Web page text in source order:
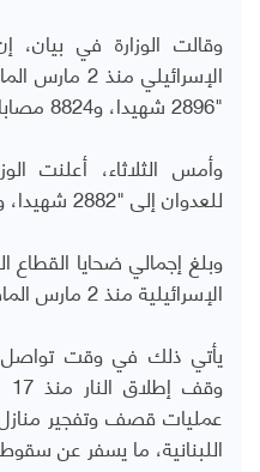
وقالت الوزارة في بيان،
الإسرائيلي
"2896 شهيدا، و8824 مصابا".
وأمس الثلاثاء، أعلنت
للعدوان إلى "2882 شهيدا، و8768 مصابا".
وبلغ إجمالي ضحايا القطاع
الإسرائيلية منذ 2 مارس الماضي، 110 قتلى و252 مصابا.
يأتي ذلك في وقت تواصل
عمليات قصف وتفجير
اللبنانية، ما يسفر عن